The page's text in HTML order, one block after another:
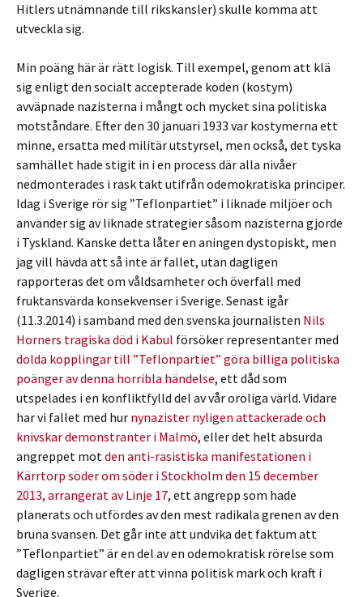
Hitlers utnämnande till rikskansler) skulle komma att
utveckla sig.
Min poäng här är rätt logisk. Till exempel, genom att klä
sig enligt den socialt accepterade koden (kostym)
avväpnade nazisterna i mångt och mycket sina politiska
motståndare. Efter den 30 januari 1933 var kostymerna ett
minne, ersatta med militär utstyrsel, men också, det tyska
samhället hade stigit in i en process där alla nivåer
nedmonterades i rask takt utifrån odemokratiska principer.
Idag i Sverige rör sig ”Teflonpartiet” i liknade miljöer och
använder sig av liknade strategier såsom nazisterna gjorde
i Tyskland. Kanske detta låter en aningen dystopiskt, men
jag vill hävda att så inte är fallet, utan dagligen
rapporteras det om våldsamheter och överfall med
fruktansvärda konsekvenser i Sverige. Senast igår
(11.3.2014) i samband med den svenska journalisten Nils
Horners tragiska död i Kabul försöker representanter med
dolda kopplingar till ”Teflonpartiet” göra billiga politiska
poänger av denna horribla händelse, ett dåd som
utspelades i en konfliktfylld del av vår oroliga värld. Vidare
har vi fallet med hur nynazister nyligen attackerade och
knivskar demonstranter i Malmö, eller det helt absurda
angreppet motden anti-rasistiska manifestationen i
Kärrtorp söder om söder i Stockholm den 15 december
2013, arrangerat av Linje 17, ett angrepp som hade
planerats och utfördes av den mest radikala grenen av den
bruna svansen. Det går inte att undvika det faktum att
”Teflonpartiet” är en del av en odemokratisk rörelse som
dagligen strävar efter att vinna politisk mark och kraft i
Sverige.